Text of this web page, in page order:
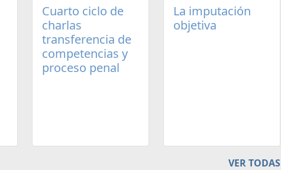
Cuarto ciclo de
charlas
transferencia de
competencias y
proceso penal
La imputación
objetiva
VER TODAS